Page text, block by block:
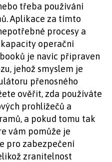
třeba používání
Aplikace za tímto
procesy a
operační
je navíc připraven
jehož smyslem je
přenosného
ověřit, zda používáte
prohlížečů a
a pokud tomu tak
vám pomůže je
pro zabezpečení
zranitelnost